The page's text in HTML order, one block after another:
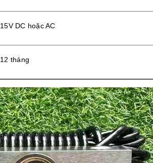
15V DC hoặc AC
12 tháng